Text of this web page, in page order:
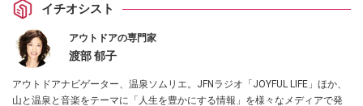
イチオシスト
アウトドアの専門家
渡部 郁子
アウトドアナビゲーター、温泉ソムリエ。JFNラジオ「JOYFUL LIFE」ほか、
山と温泉と音楽をテーマに「人生を豊かにする情報」を様々なメディアで発